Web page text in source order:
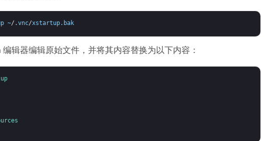
~/ .vnc/xstartup. bak
辑器编辑原始文件，并将其内容替换为以下内容：